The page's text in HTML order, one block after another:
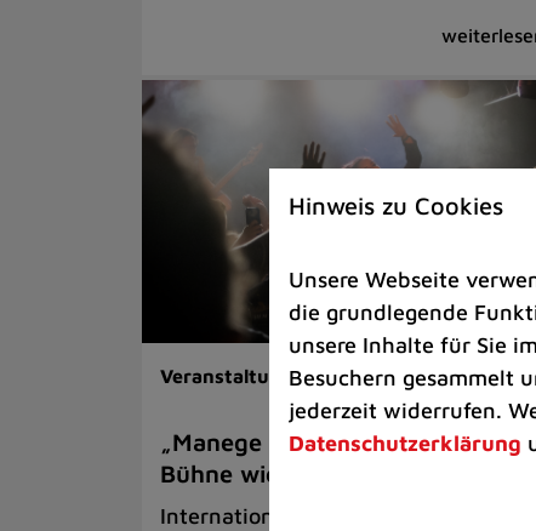
Veranstaltungen
„Manege Madness“ bringt die
Bühne wieder zum Beben
Internationale Rock- und Metalbands
Hinweis zu Cookies
Unsere Webseite
die grundlegende
unsere Inhalte für Sie
Besuchern gesammelt
jederzeit widerrufen.
Datenschutzerklärung